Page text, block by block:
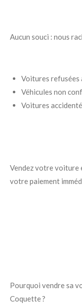
Aucun souci : nous
Voitures refusées
Véhicules non
Voitures
Vendez votre voiture
votre paiement
Pourquoi vendre sa
Coquette ?